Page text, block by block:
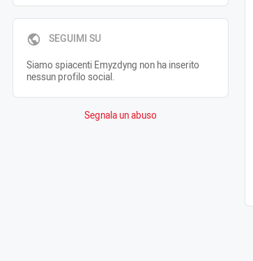
SEGUIMI SU
Siamo spiacenti Emyzdyng non ha inserito
nessun profilo social.
Segnala un abuso